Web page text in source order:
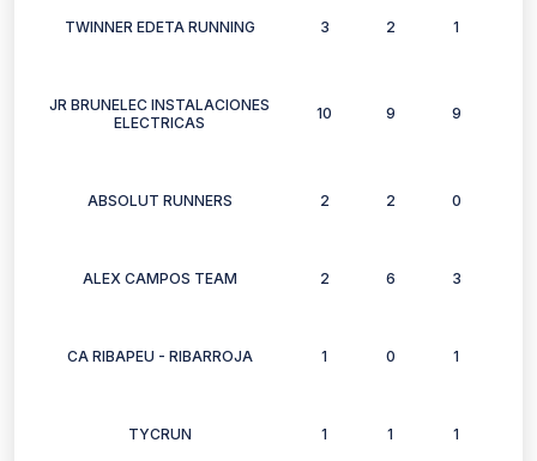
TWINNER EDETA RUNNING 3 2 1
JR BRUNELEC INSTALACIONES
ELECTRICAS
10 9 9
ABSOLUT RUNNERS 2 2 0
ALEX CAMPOS TEAM 2 6 3
CA RIBAPEU - RIBARROJA 1 0 1
TYCRUN 1 1 1